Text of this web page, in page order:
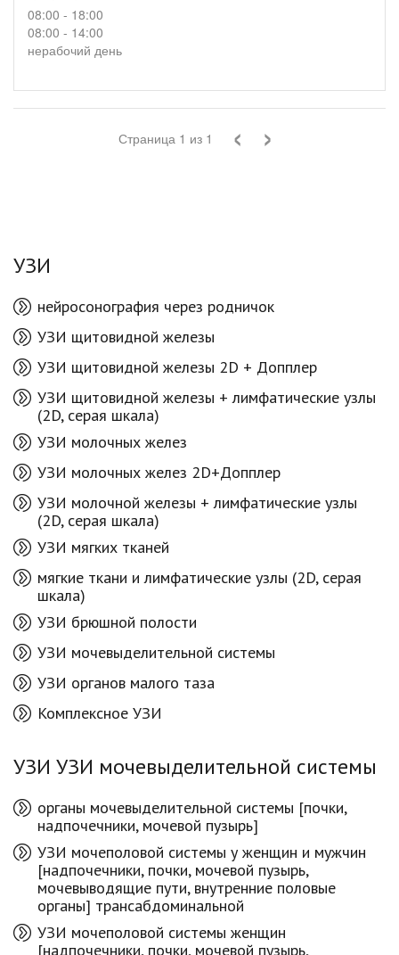
показатели по обслуживанию населения республики.
Принцип работы врачей Медицинского центра — «Ваше
здоровье — наша забота». Именно поэтому пациенты
08:00 - 18:00
08:00 - 14:00
нерабочий день
Страница 1 из 1 ‹ ›
УЗИ
нейросонография через родничок
УЗИ щитовидной железы
УЗИ щитовидной железы 2D + Допплер
УЗИ щитовидной железы + лимфатические узлы
(2D, серая шкала)
УЗИ молочных желез
УЗИ молочных желез 2D+Допплер
УЗИ молочной железы + лимфатические узлы
(2D, серая шкала)
УЗИ мягких тканей
мягкие ткани и лимфатические узлы (2D, серая
шкала)
УЗИ брюшной полости
УЗИ мочевыделительной системы
УЗИ органов малого таза
Комплексное УЗИ
УЗИ УЗИ мочевыделительной системы
органы мочевыделительной системы [почки,
надпочечники, мочевой пузырь]
УЗИ мочеполовой системы у женщин и мужчин
[надпочечники, почки, мочевой пузырь,
мочевыводящие пути, внутренние половые
органы] трансабдоминальной
УЗИ мочеполовой системы женщин
[надпочечники, почки, мочевой пузырь,